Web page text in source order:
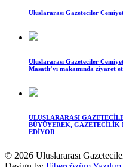
Uluslararası Gazeteciler
Uluslararası Gazeteciler
Masatlı’yı makamında ziyaret
ULUSLARARASI
BÜYÜYEREK, GAZETECİLİK
EDİYOR
© 2026 Uluslararası